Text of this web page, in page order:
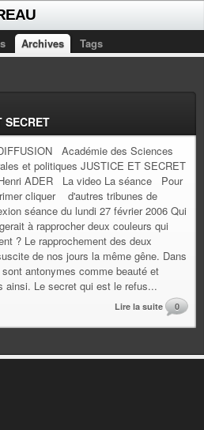
Archives Tags
SECRET
Académie des Sciences
et politiques JUSTICE ET SECRET
ADER La video La séance Pour
cliquer d'autres tribunes de
séance du lundi 27 février 2006 Qui
à rapprocher deux couleurs qui
? Le rapprochement des deux
de nos jours la même gêne. Dans
antonymes comme beauté et
ainsi. Le secret qui est le refus...
Lire la suite 0